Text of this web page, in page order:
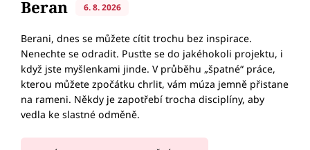
Beran 6. 8. 2026
Berani, dnes se můžete cítit trochu bez inspirace.
Nenechte se odradit. Pusťte se do jakéhokoli projektu, i
když jste myšlenkami jinde. V průběhu „špatné“ práce,
kterou můžete zpočátku chrlit, vám múza jemně přistane
na rameni. Někdy je zapotřebí trocha disciplíny, aby
vedla ke slastné odměně.